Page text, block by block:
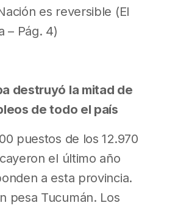
es reversible (El
– Pág. 4)
destruyó la mitad de
de todo el país
puestos de los 12.970
el último año
a esta provincia.
pesa Tucumán. Los